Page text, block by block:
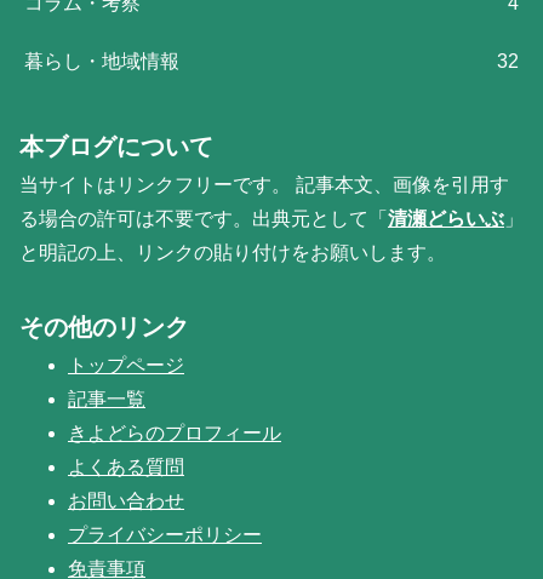
暮らし・地域情報 32
本ブログについて
当サイトはリンクフリーです。 記事本文、画像を引用す
る場合の許可は不要です。出典元として「 清瀬どらいぶ 」
と明記の上、リンクの貼り付けをお願いします。
その他のリンク
トップページ
記事一覧
きよどらのプロフィール
よくある質問
お問い合わせ
プライバシーポリシー
免責事項